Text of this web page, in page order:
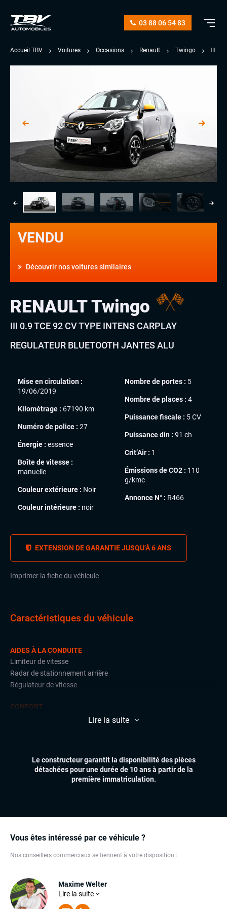
03 88 06 54 83
Accueil TBV Voitures Occasions Renault Twingo
VENDU
Découvrir nos voitures similaires
RENAULT Twingo
III 0.9 TCE 92 CV TYPE INTENS CARPLAY
REGULATEUR BLUETOOTH JANTES ALU
Mise en circulation :
19/06/2019
Kilométrage : 67190 km
Numéro de police : 27
Énergie : essence
Boîte de vitesse :
manuelle
Couleur extérieure : Noir
Couleur intérieure : noir
Nombre de portes : 5
Nombre de places : 4
Puissance fiscale : 5 CV
Puissance din : 91 ch
Crit’Air : 1
Émissions de CO2 : 110
g/kmc
Annonce N° : R466
EXTENSION DE GARANTIE JUSQU’À 6 ANS
Imprimer la fiche du véhicule
Vous êtes intéressé par ce véhicule ?
Nos conseillers commerciaux se tiennent à votre disposition :
Maxime Welter
Maxime est un commercial d'une grande rigueur. Sa
répondre à toutes vos questions et de satisfaire vos
Lire la suite
Caractéristiques du véhicule
AIDES À LA CONDUITE
Limiteur de vitesse
Radar de stationnement arrière
Régulateur de vitesse
CONFORT
ÉLECTRONIQUE
Carplay (Apple carplay, Android auto, MirrorLink, système
Téléphone Bluetooth
EXTÉRIEUR
Anti-brouillards
Lire la suite
Le constructeur garantit la disponibilité des pièces
détachées pour une durée de 10 ans à partir de la
première immatriculation.